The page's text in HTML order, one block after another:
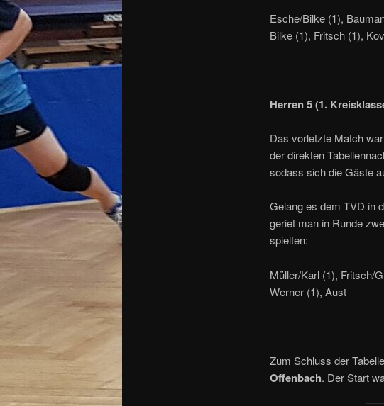
Esche/Bilke (1),
Bilke (1), Fritsch (1),
Herren 5 (1.
Das vorletzte Match
der direkten
sodass sich die Gäste
Gelang es dem TVD in
geriet man in Runde
spielten:
Müller/Karl (1), Fritsch/
Werner (1), Aust
Zum Schluss der
Offenbach. Der Start